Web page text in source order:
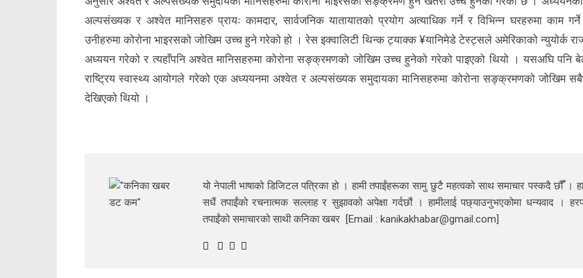
अल्पसंख्यक र अश्वेत मानिसहरु प्रायः कामदार, सार्वजनिक यातायातको प्रयोग अत्याधिक गर्ने र विभिन्न घरहरुमा काम
उनीहरुमा कोरोना भाइरसको जोखिम उच्च हुने गरेको हो । रेस इक्वालिटी थिन्क ट्याक्क ¥यानिमेडे टेस्ट्सले अमेरिकाको न्युयोर्क
अध्ययन गरेको र त्यहाँपनि अश्वेत मानिसहरुमा कोरोना सङ्क्रमणको जोखिम उच्च हुनेको गरेको पाइएको थियो । यसअघि पनि
राष्ट्रिय स्वास्थ्य आयोगले गरेको एक अध्ययनमा अश्वेत र अल्पसंख्यक समुदायका मानिसहरुमा कोरोना सङ्क्रमणको जोखिम
देखिएको थियो ।
यो नेपाली भाषाको डिजिटल पत्रिका हो । हामी तपाईंहरूका सामु छुटै महत्वको साथ समाचार पस्कदै छौँँ ।
सधैं तपाईंको रचनात्मक सल्लाह र सुझावको अपेक्षा गर्दछौं । हामीलाई पछ्याउनुभएकोमा धन्यवाद ।
तपाईंको समाचारको साथी कनिका खबर [Email : kanikakhabar@gmail.com]